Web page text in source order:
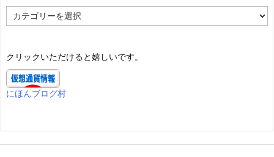
テ
ー
クリックいただけると嬉しいです。
にほんブログ村